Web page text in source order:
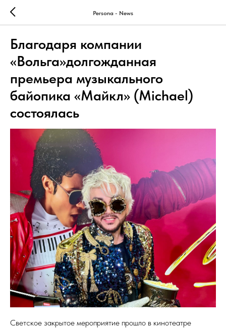
Persona - News
Благодаря компании
«Вольга»долгожданная
премьера музыкального
байопика «Майкл» (Michael)
состоялась
Светское закрытое мероприятие прошло в кинотеатре